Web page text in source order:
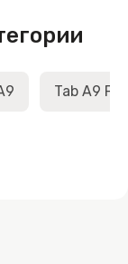
Tab A9